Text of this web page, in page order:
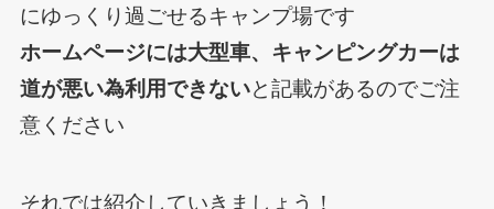
にゆっくり過ごせるキャンプ場です
ホームページには大型車、キャンピングカーは
道が悪い為利用できないと記載があるのでご注
意ください
それでは紹介していきましょう！